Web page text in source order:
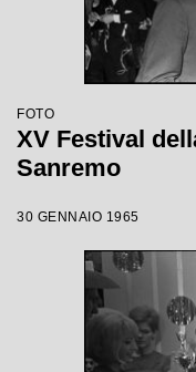
FOTO
XV Festival
Sanremo
30 GENNAIO 1965